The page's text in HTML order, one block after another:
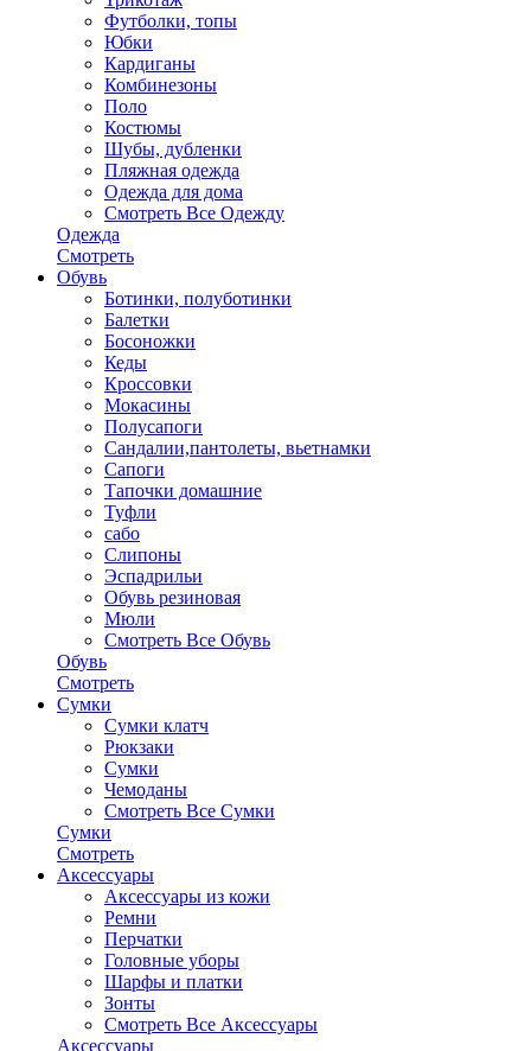
Футболки, топы
Юбки
Кардиганы
Комбинезоны
Поло
Костюмы
Шубы, дубленки
Пляжная одежда
Одежда для дома
Смотреть Все Одежду
Одежда
Смотреть
Обувь
Ботинки, полуботинки
Балетки
Босоножки
Кеды
Кроссовки
Мокасины
Полусапоги
Сандалии,пантолеты, вьетнамки
Сапоги
Тапочки домашние
Туфли
сабо
Слипоны
Эспадрильи
Обувь резиновая
Мюли
Смотреть Все Обувь
Обувь
Смотреть
Сумки
Сумки клатч
Рюкзаки
Сумки
Чемоданы
Смотреть Все Сумки
Сумки
Смотреть
Аксессуары
Аксессуары из кожи
Ремни
Перчатки
Головные уборы
Шарфы и платки
Зонты
Смотреть Все Аксессуары
Аксессуары